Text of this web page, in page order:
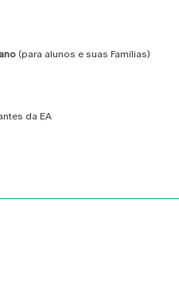
(para alunos e suas Famílias)
da EA